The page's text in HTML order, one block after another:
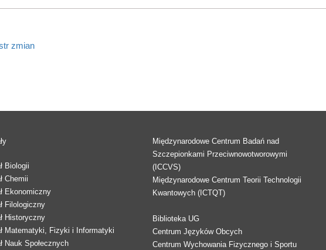
zmian
Biologii
Chemii
Ekonomiczny
Filologiczny
Historyczny
Matematyki, Fizyki i Informatyki
Nauk Społecznych
Międzynarodowe Centrum Badań nad
Szczepionkami Przeciwnowotworowymi
(ICCVS)
Międzynarodowe Centrum Teorii Technologii
Kwantowych (ICTQT)
Biblioteka UG
Centrum Języków Obcych
Centrum Wychowania Fizycznego i Sportu